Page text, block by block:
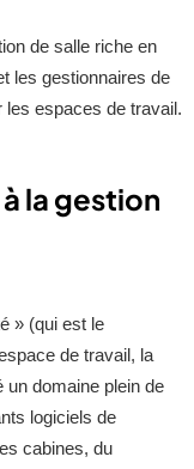
de salle riche en
les gestionnaires de
les espaces de travail.
la gestion
» (qui est le
de travail, la
un domaine plein de
logiciels de
cabines, du